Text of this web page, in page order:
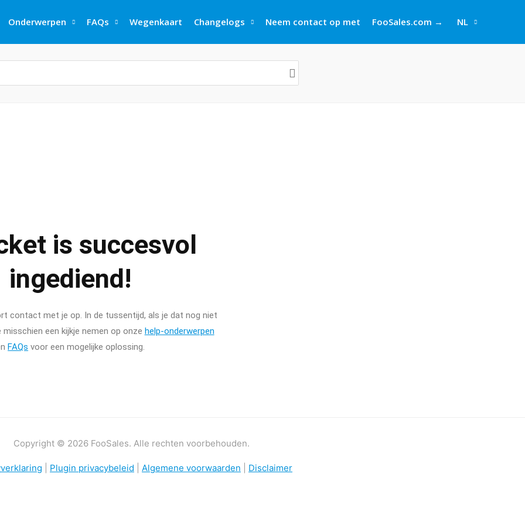
Onderwerpen FAQs Wegenkaart Changelogs Neem contact op met FooSales.com → NL
is succesvol
ingediend!
contact met je op. In de tussentijd, als je dat nog niet
misschien een kijkje nemen op onze help-onderwerpen
FAQs voor een mogelijke oplossing.
Copyright © 2026 FooSales. Alle rechten voorbehouden.
Plugin privacybeleid Algemene voorwaarden Disclaimer